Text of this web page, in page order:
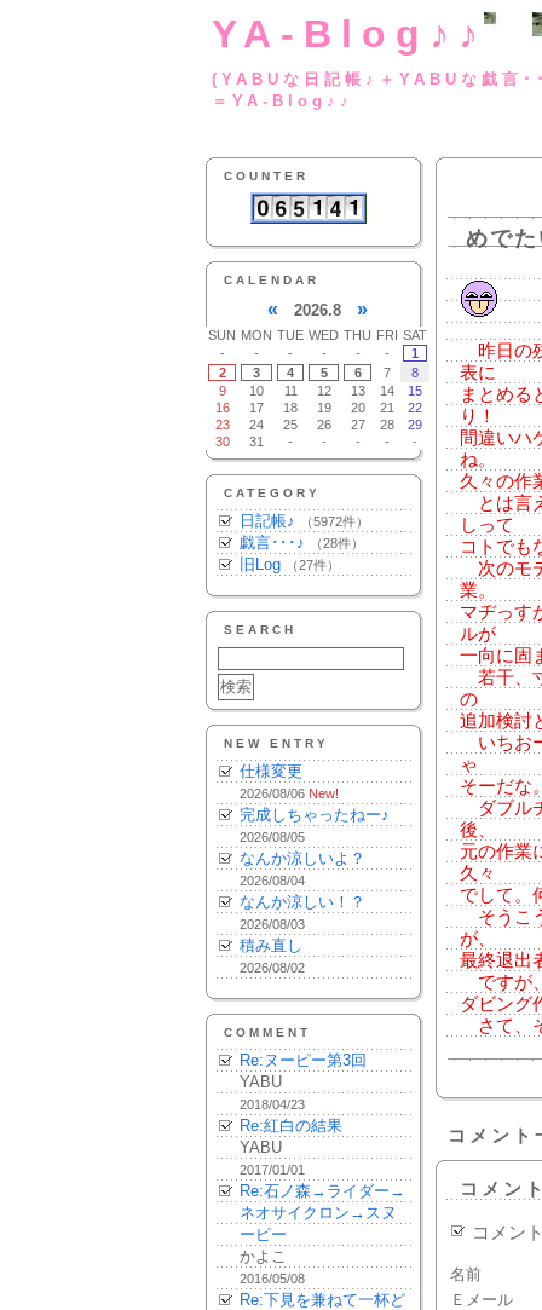
YA-Blog♪♪
(YABUな日記帳♪
＝YA-Blog♪♪
COUNTER
CALENDAR
« 2026.8 »
SUN MON TUE WED THU FRI SAT
-
- - - - -
1
2
3 4 5 6 7
8
9
10 11 12 13 14
15
16
17 18 19 20 21
22
23
24 25 26 27 28
29
30
31 - - - - -
CATEGORY
日記帳♪ （5972件）
戯言･･･♪ （28件）
旧Log （27件）
SEARCH
NEW ENTRY
仕様変更
2026/08/06 New!
完成しちゃったねー♪
2026/08/05
なんか涼しいよ？
2026/08/04
なんか涼しい！？
2026/08/03
積み直し
2026/08/02
COMMENT
Re:ヌーピー第3回
YABU
2018/04/23
Re:紅白の結果
YABU
2017/01/01
Re:石ノ森→ライダー→
ネオサイクロン→スヌ
ーピー
かよこ
2016/05/08
Re:下見を兼ねて一杯ど
めで
昨日の
表に
まとめる
り！
間違いハ
ね。
久々の作
とは言
しって
コトでも
次のモ
業。
マヂっす
ルが
一向に固
若干、
の
追加検討
いちお
ゃ
そーだな
ダブル
後、
元の作業
久々
でして。
そうこ
が、
最終退出
ですが
ダビング
さて、
コメント
コメン
コメン
名前
Ｅメール